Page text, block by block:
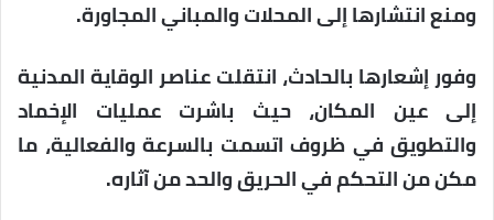
ومنع انتشارها إلى المحلات والمباني المجاورة.
وفور إشعارها بالحادث، انتقلت عناصر الوقاية المدنية
إلى عين المكان، حيث باشرت عمليات الإخماد
والتطويق في ظروف اتسمت بالسرعة والفعالية، ما
مكن من التحكم في الحريق والحد من آثاره.